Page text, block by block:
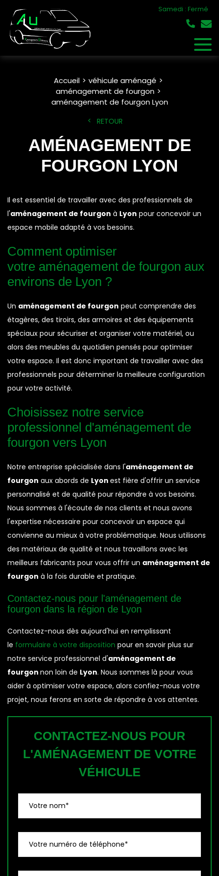
Samedi : Fermé
Accueil
véhicule aménagé
aménagement de fourgon
aménagement de fourgon Lyon
RETOUR
AMÉNAGEMENT DE
FOURGON LYON
Il est essentiel de travailler avec des professionnels de
l'aménagement de fourgon à Lyon pour concevoir un
espace mobile adapté à vos besoins.
Comment optimiser
votre aménagement de fourgon aux
environs de Lyon ?
Un aménagement de fourgon peut comprendre des
étagères, des tiroirs, des armoires et des équipements
spéciaux pour sécuriser et organiser votre matériel, ou
alors des meubles du quotidien pensés pour optimiser
votre espace. Il est donc important de travailler avec des
professionnels pour déterminer la meilleure configuration
pour votre activité.
Choisissez notre service
professionnel d'aménagement de
fourgon vers Lyon
Notre entreprise spécialisée dans l'aménagement de
fourgon aux abords de Lyon est fière d'offrir un service
personnalisé et de qualité pour répondre à vos besoins.
Nous sommes à l'écoute de nos clients et nous avons
l'expertise nécessaire pour concevoir un espace qui
convienne au mieux à votre problématique. Nous utilisons
des matériaux de qualité et nous travaillons avec les
meilleurs fabricants pour vous offrir un aménagement de
fourgon à la fois durable et pratique.
Contactez-nous pour l'aménagement de
fourgon dans la région de Lyon
Contactez-nous dès aujourd'hui en remplissant
le formulaire à votre disposition pour en savoir plus sur
notre service professionnel d'aménagement de
fourgon non loin de Lyon. Nous sommes là pour vous
aider à optimiser votre espace, alors confiez-nous votre
projet, nous ferons en sorte de répondre à vos attentes.
CONTACTEZ-NOUS POUR
L'AMÉNAGEMENT DE VOTRE
VÉHICULE